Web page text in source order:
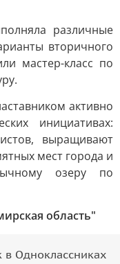
различные
вторичного
мастер-класс по
активно
инициативах:
выращивают
мест города и
озеру по
область"
Одноклассниках